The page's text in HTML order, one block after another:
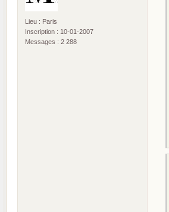
Lieu : Paris
Inscription : 10-01-2007
Messages : 2 288